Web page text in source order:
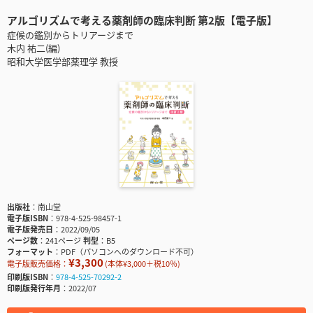
アルゴリズムで考える薬剤師の臨床判断 第2版【電子版】
症候の鑑別からトリアージまで
木内 祐二(編)
昭和大学医学部薬理学 教授
出版社
南山堂
電子版ISBN
978-4-525-98457-1
電子版発売日
2022/09/05
ページ数
241ページ判型
B5
フォーマット
PDF（パソコンへのダウンロード不可）
電子版販売価格： ¥3,300(本体¥3,000＋税10％)
印刷版ISBN
978-4-525-70292-2
印刷版発行年月
2022/07